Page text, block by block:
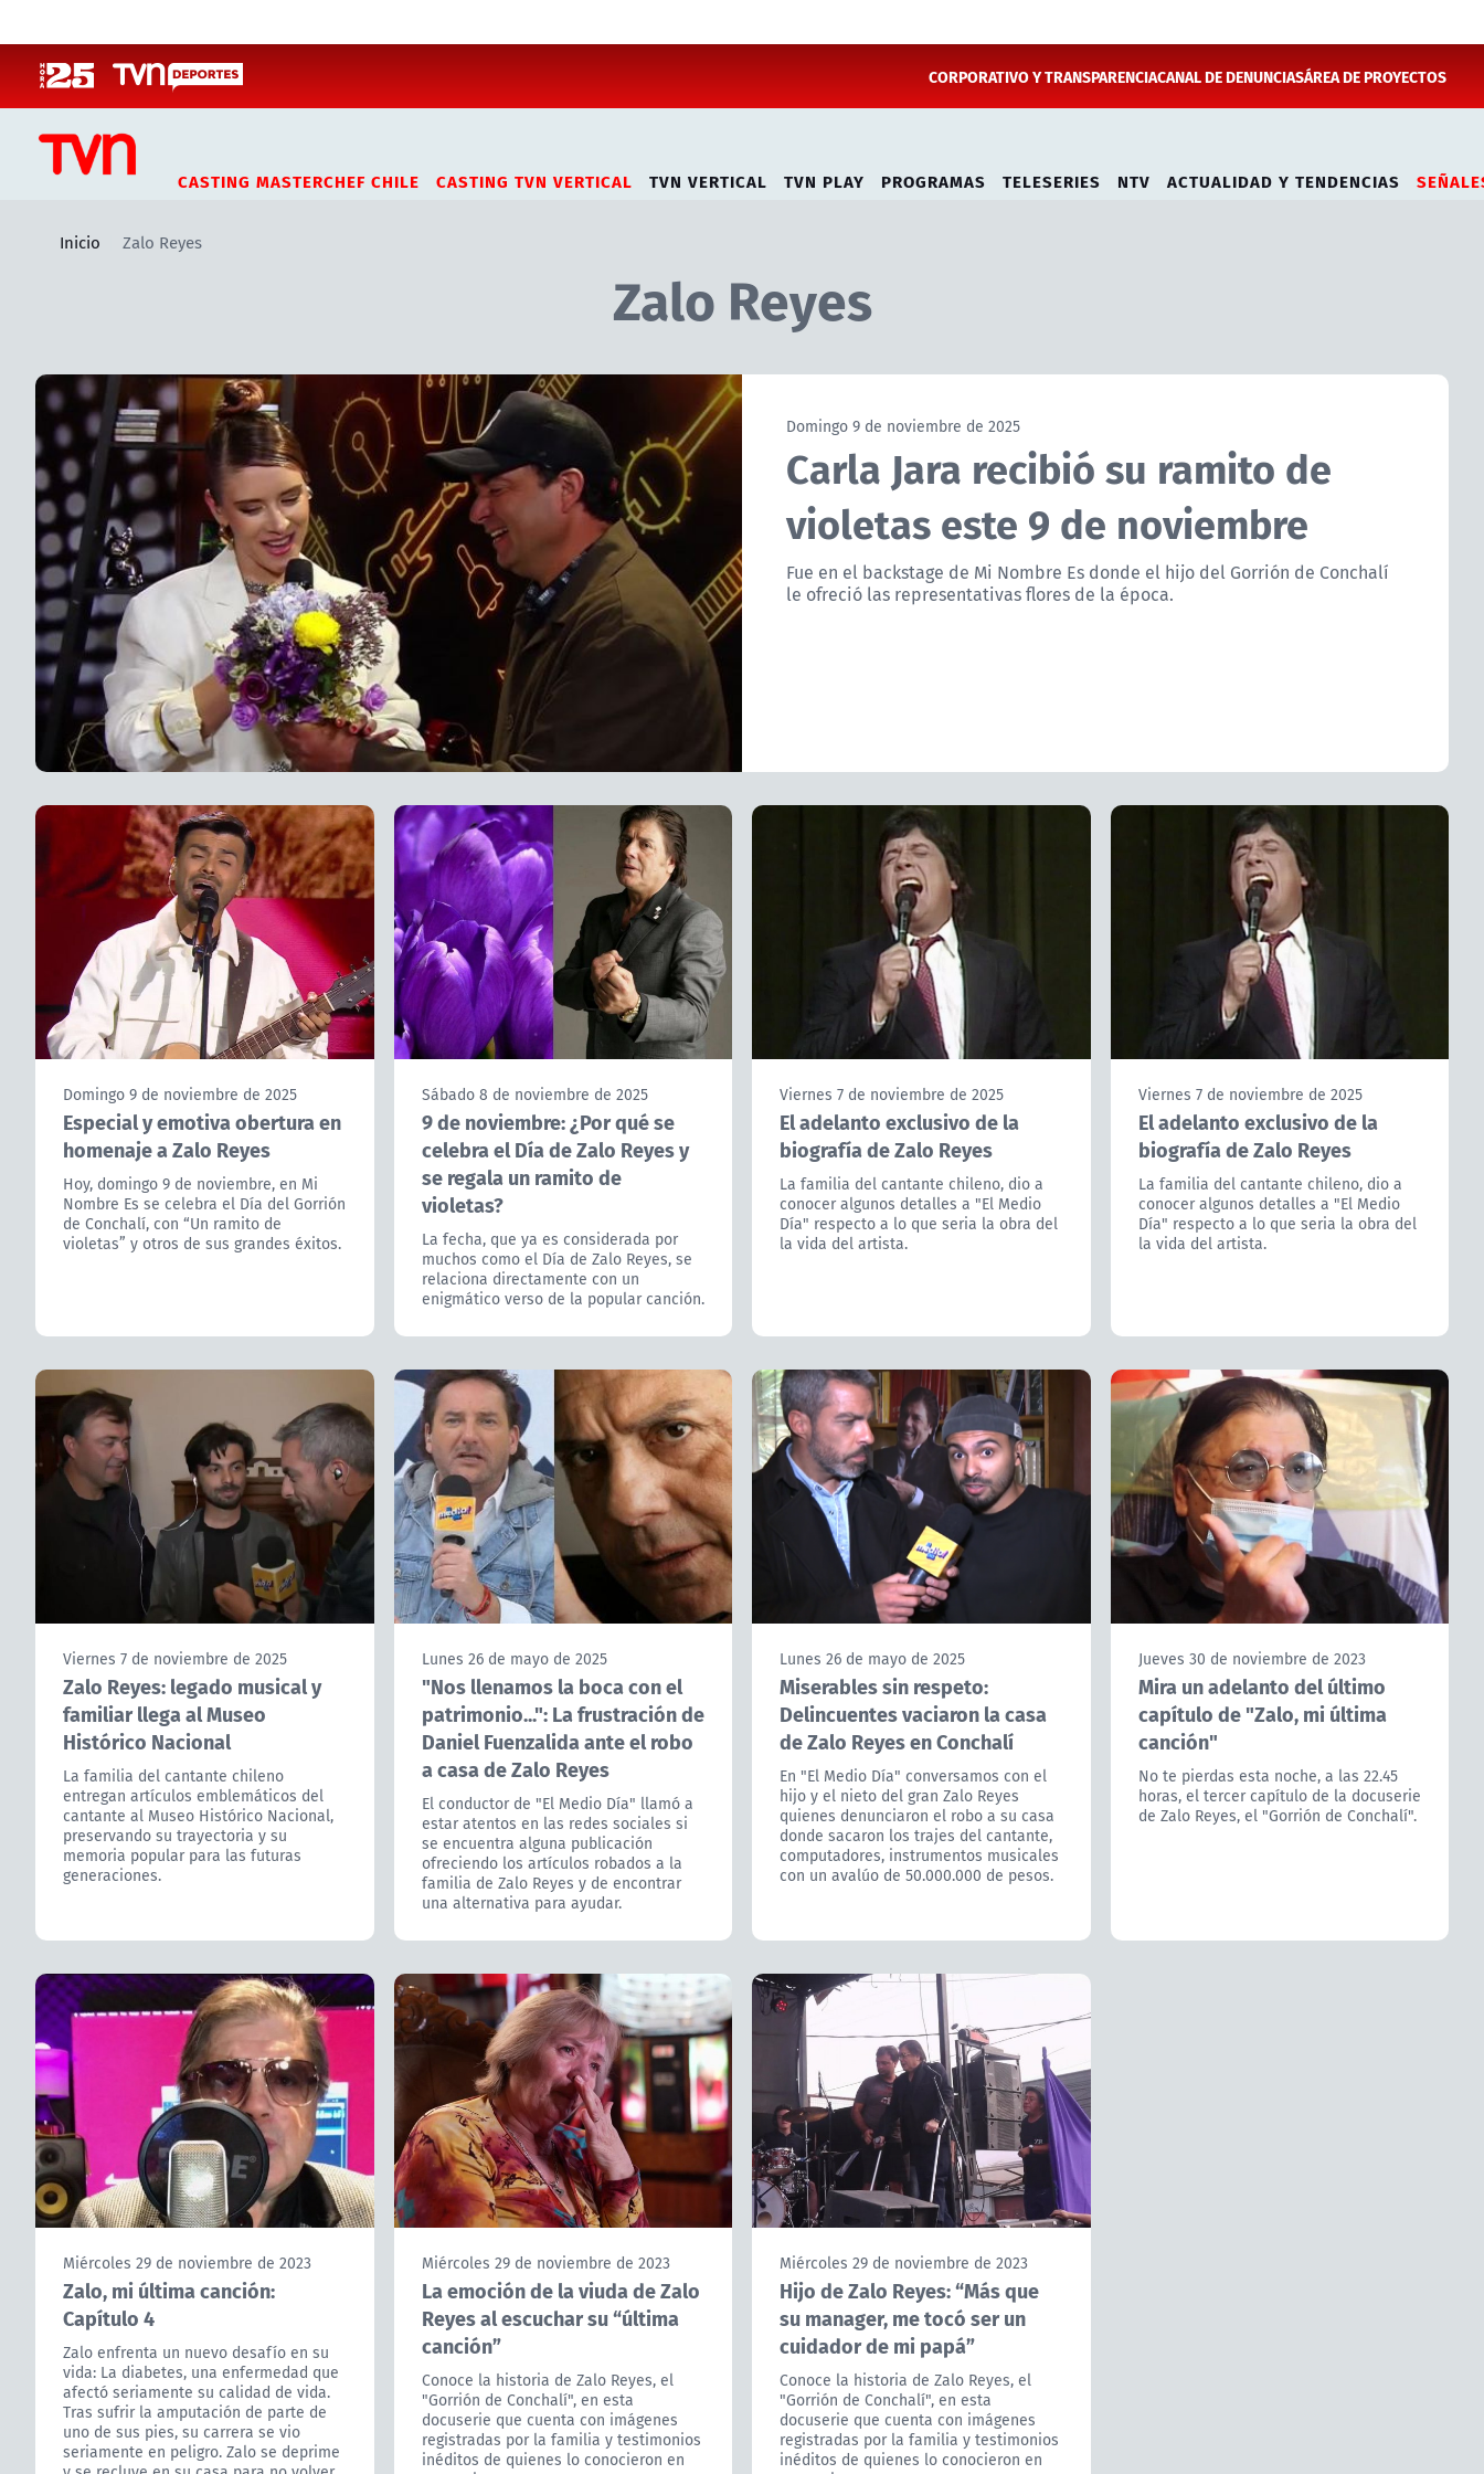
CORPORATIVO Y TRANSPARENCIACANAL DE DENUNCIASÁREA DE PROYECTOS
CASTING MASTERCHEF CHILE CASTING TVN VERTICAL TVN VERTICAL TVN PLAY PROGRAMAS TELESERIES NTV ACTUALIDAD Y TENDENCIAS
Inicio Zalo Reyes
Zalo Reyes
Domingo 9 de noviembre de 2025
Carla Jara recibió su ramito de
violetas este 9 de noviembre
Fue en el backstage de Mi Nombre Es donde el hijo del Gorrión de Conchalí
le ofreció las representativas flores de la época.
Domingo 9 de noviembre de 2025
Especial y emotiva obertura en
homenaje a Zalo Reyes
Hoy, domingo 9 de noviembre, en Mi
Nombre Es se celebra el Día del Gorrión
de Conchalí, con “Un ramito de
violetas” y otros de sus grandes éxitos.
Sábado 8 de noviembre de 2025
9 de noviembre: ¿Por qué se
celebra el Día de Zalo Reyes y
se regala un ramito de
violetas?
La fecha, que ya es considerada por
muchos como el Día de Zalo Reyes, se
relaciona directamente con un
enigmático verso de la popular canción.
Viernes 7 de noviembre de 2025
El adelanto exclusivo de la
biografía de Zalo Reyes
La familia del cantante chileno, dio a
conocer algunos detalles a "El Medio
Día" respecto a lo que seria la obra del
la vida del artista.
Viernes 7 de noviembre de 2025
El adelanto exclusivo de la
biografía de Zalo Reyes
La familia del cantante chileno, dio a
conocer algunos detalles a "El Medio
Día" respecto a lo que seria la obra del
la vida del artista.
Viernes 7 de noviembre de 2025
Zalo Reyes: legado musical y
familiar llega al Museo
Histórico Nacional
La familia del cantante chileno
entregan artículos emblemáticos del
cantante al Museo Histórico Nacional,
preservando su trayectoria y su
memoria popular para las futuras
generaciones.
Lunes 26 de mayo de 2025
"Nos llenamos la boca con el
patrimonio...": La frustración de
Daniel Fuenzalida ante el robo
a casa de Zalo Reyes
El conductor de "El Medio Día" llamó a
estar atentos en las redes sociales si
se encuentra alguna publicación
ofreciendo los artículos robados a la
familia de Zalo Reyes y de encontrar
una alternativa para ayudar.
Lunes 26 de mayo de 2025
Miserables sin respeto:
Delincuentes vaciaron la casa
de Zalo Reyes en Conchalí
En "El Medio Día" conversamos con el
hijo y el nieto del gran Zalo Reyes
quienes denunciaron el robo a su casa
donde sacaron los trajes del cantante,
computadores, instrumentos musicales
con un avalúo de 50.000.000 de pesos.
Jueves 30 de noviembre de 2023
Mira un adelanto del último
capítulo de "Zalo, mi última
canción"
No te pierdas esta noche, a las 22.45
horas, el tercer capítulo de la docuserie
de Zalo Reyes, el "Gorrión de Conchalí".
Miércoles 29 de noviembre de 2023
Zalo, mi última canción:
Capítulo 4
Zalo enfrenta un nuevo desafío en su
vida: La diabetes, una enfermedad que
afectó seriamente su calidad de vida.
Tras sufrir la amputación de parte de
uno de sus pies, su carrera se vio
seriamente en peligro. Zalo se deprime
Miércoles 29 de noviembre de 2023
La emoción de la viuda de Zalo
Reyes al escuchar su “última
canción”
Conoce la historia de Zalo Reyes, el
"Gorrión de Conchalí", en esta
docuserie que cuenta con imágenes
registradas por la familia y testimonios
inéditos de quienes lo conocieron en
Miércoles 29 de noviembre de 2023
Hijo de Zalo Reyes: “Más que
su manager, me tocó ser un
cuidador de mi papá”
Conoce la historia de Zalo Reyes, el
"Gorrión de Conchalí", en esta
docuserie que cuenta con imágenes
registradas por la familia y testimonios
inéditos de quienes lo conocieron en